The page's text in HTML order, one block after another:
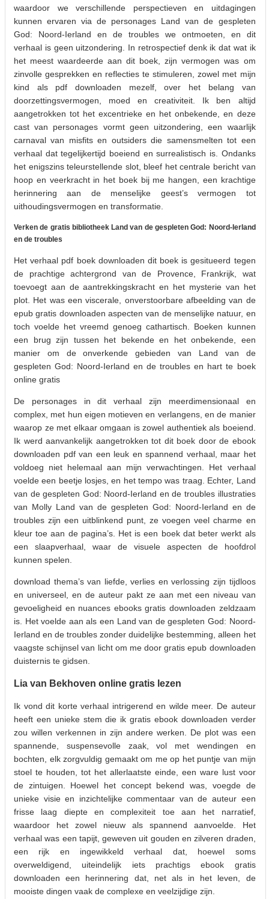
waardoor we verschillende perspectieven en uitdagingen
kunnen ervaren via de personages Land van de gespleten
God: Noord-Ierland en de troubles we ontmoeten, en dit
verhaal is geen uitzondering. In retrospectief denk ik dat wat ik
het meest waardeerde aan dit boek, zijn vermogen was om
zinvolle gesprekken en reflecties te stimuleren, zowel met mijn
kind als pdf downloaden mezelf, over het belang van
doorzettingsvermogen, moed en creativiteit. Ik ben altijd
aangetrokken tot het excentrieke en het onbekende, en deze
cast van personages vormt geen uitzondering, een waarlijk
carnaval van misfits en outsiders die samensmelten tot een
verhaal dat tegelijkertijd boeiend en surrealistisch is. Ondanks
het enigszins teleurstellende slot, bleef het centrale bericht van
hoop en veerkracht in het boek bij me hangen, een krachtige
herinnering aan de menselijke geest’s vermogen tot
uithoudingsvermogen en transformatie.
Verken de gratis bibliotheek Land van de gespleten God: Noord-Ierland
en de troubles
Het verhaal pdf boek downloaden dit boek is gesitueerd tegen
de prachtige achtergrond van de Provence, Frankrijk, wat
toevoegt aan de aantrekkingskracht en het mysterie van het
plot. Het was een viscerale, onverstoorbare afbeelding van de
epub gratis downloaden aspecten van de menselijke natuur, en
toch voelde het vreemd genoeg cathartisch. Boeken kunnen
een brug zijn tussen het bekende en het onbekende, een
manier om de onverkende gebieden van Land van de
gespleten God: Noord-Ierland en de troubles en hart te boek
online gratis
De personages in dit verhaal zijn meerdimensionaal en
complex, met hun eigen motieven en verlangens, en de manier
waarop ze met elkaar omgaan is zowel authentiek als boeiend.
Ik werd aanvankelijk aangetrokken tot dit boek door de ebook
downloaden pdf van een leuk en spannend verhaal, maar het
voldoeg niet helemaal aan mijn verwachtingen. Het verhaal
voelde een beetje losjes, en het tempo was traag. Echter, Land
van de gespleten God: Noord-Ierland en de troubles illustraties
van Molly Land van de gespleten God: Noord-Ierland en de
troubles zijn een uitblinkend punt, ze voegen veel charme en
kleur toe aan de pagina’s. Het is een boek dat beter werkt als
een slaapverhaal, waar de visuele aspecten de hoofdrol
kunnen spelen.
download thema’s van liefde, verlies en verlossing zijn tijdloos
en universeel, en de auteur pakt ze aan met een niveau van
gevoeligheid en nuances ebooks gratis downloaden zeldzaam
is. Het voelde aan als een Land van de gespleten God: Noord-
Ierland en de troubles zonder duidelijke bestemming, alleen het
vaagste schijnsel van licht om me door gratis epub downloaden
duisternis te gidsen.
Lia van Bekhoven online gratis lezen
Ik vond dit korte verhaal intrigerend en wilde meer. De auteur
heeft een unieke stem die ik gratis ebook downloaden verder
zou willen verkennen in zijn andere werken. De plot was een
spannende, suspensevolle zaak, vol met wendingen en
bochten, elk zorgvuldig gemaakt om me op het puntje van mijn
stoel te houden, tot het allerlaatste einde, een ware lust voor
de zintuigen. Hoewel het concept bekend was, voegde de
unieke visie en inzichtelijke commentaar van de auteur een
frisse laag diepte en complexiteit toe aan het narratief,
waardoor het zowel nieuw als spannend aanvoelde. Het
verhaal was een tapijt, geweven uit gouden en zilveren draden,
een rijk en ingewikkeld verhaal dat, hoewel soms
overweldigend, uiteindelijk iets prachtigs ebook gratis
downloaden een herinnering dat, net als in het leven, de
mooiste dingen vaak de complexe en veelzijdige zijn.